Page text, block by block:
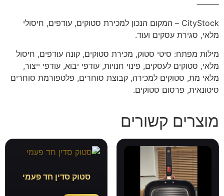
⸻
CityStock – המקום הנכון למכירת סטוקים, עודפים, חיסולי
מלאי, סגירת עסקים ועוד.
מילות מפתח: סיטי סטוק, מכירת סטוקים, קונה עודפים, חיסול
מלאי, סטוקים לעסקים, פינוי חנויות, עודפי יבוא, עודפי ייצור,
מלאי מת, סטוקים למכירה, קבוצת סוחרים, פלטפורמת סוחרים
סיטונאית, פרסום סטוקים.
מוצרים קשורים
סטוק סדין חד פעמי